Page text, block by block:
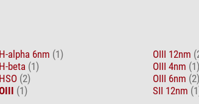
H-alpha 6nm (1)
H-beta (1)
HSO (2)
(1)
OIII 12nm
OIII 4nm (1)
OIII 6nm (2)
SII 12nm